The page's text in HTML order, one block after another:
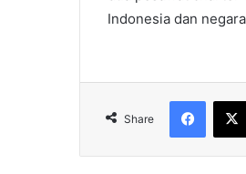
Indonesia dan
Share